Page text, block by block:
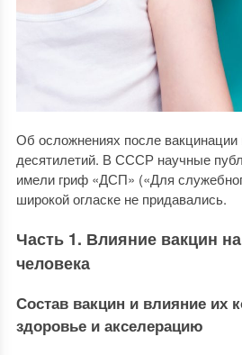
Об осложнениях после вакцинации
десятилетий. В СССР научные
имели гриф «ДСП» («Для
широкой огласке не придавались.
Часть 1. Влияние вакцин
человека
Состав вакцин и влияние их
здоровье и акселерацию